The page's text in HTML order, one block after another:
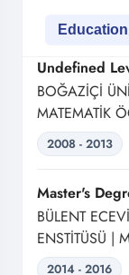
Undefined
BOĞAZİÇİ
MATEMATİK
2008 - 2013
Master's
BÜLENT
ENSTİTÜSÜ |
2014 - 2016